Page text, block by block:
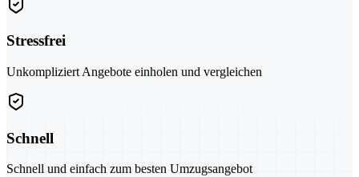
Stressfrei
Unkompliziert Angebote einholen und vergleichen
Schnell
Schnell und einfach zum besten Umzugsangebot